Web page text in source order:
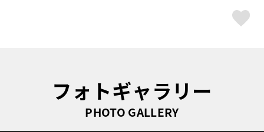
フォトギャラリー
PHOTO GALLERY